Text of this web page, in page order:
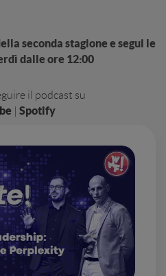
seconda stagione e segui le
dalle ore 12:00
il podcast su
Spotify